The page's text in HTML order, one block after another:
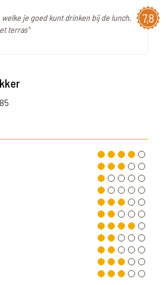
7,8
je goed kunt drinken bij de lunch,
terras"